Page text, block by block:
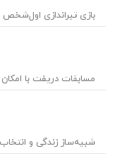
بازی تیراندازی
مسابقات دریفت با
شبیه‌ساز زندگی و